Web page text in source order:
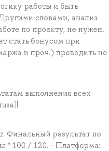
работы и быть
словами, анализ
по проекту, не нужен.
стать бонусом при
и проч.) проводить не
выполнения всех
Финальный результат по
* 100 / 120. - Платформа: